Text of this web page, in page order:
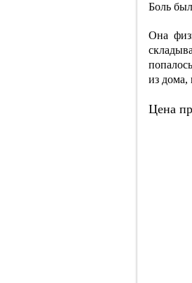
Боль
Она
из дома,
Цена